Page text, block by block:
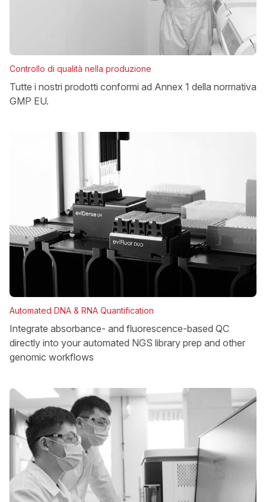
Controllo di qualità nella produzione
Tutte i nostri prodotti conformi ad Annex 1 della normativa
GMP EU.
Automated DNA & RNA Quantification
Integrate absorbance- and fluorescence-based QC
directly into your automated NGS library prep and other
genomic workflows